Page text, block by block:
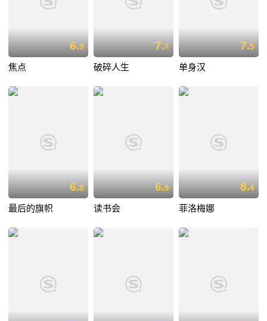
6.9
焦点
7.7
破碎人生
7.5
单身汉
6.8
最后的旗帜
6.9
读书会
8.4
菲洛梅娜